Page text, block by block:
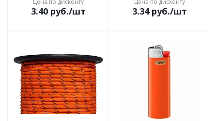
Цена по дисконту
3.40руб./шт
Цена по дисконту
3.34руб./шт